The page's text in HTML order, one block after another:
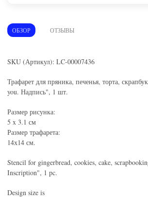
ОБЗОР ОТЗЫВЫ
SKU (Артикул): LC-00007436
Трафарет для пряника, печенья, торта,
you. Надпись", 1 шт.
Размер рисунка:
5 x 3.1 см
Размер трафарета:
14х14 см.
Stencil for gingerbread, cookies, cake,
Inscription", 1 pc.
Design size is